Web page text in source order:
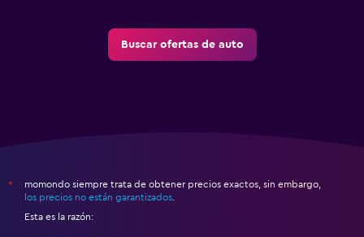
Buscar ofertas de auto
*
momondo siempre trata de obtener precios exactos, sin embargo,
los precios no están garantizados
Esta es la razón: